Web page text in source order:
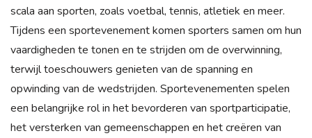
scala aan sporten, zoals voetbal, tennis, atletiek en meer.
Tijdens een sportevenement komen sporters samen om hun
vaardigheden te tonen en te strijden om de overwinning,
terwijl toeschouwers genieten van de spanning en
opwinding van de wedstrijden. Sportevenementen spelen
een belangrijke rol in het bevorderen van sportparticipatie,
het versterken van gemeenschappen en het creëren van